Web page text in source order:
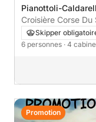
Pianottoli-
Croisière Corse Du
Skipper
6 personnes · 4
Promotion